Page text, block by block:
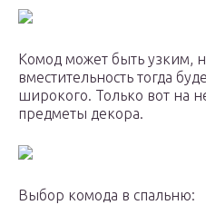
Комод может быть узким,
вместительность тогда
широкого. Только вот на
предметы декора.
Выбор комода в спальню: